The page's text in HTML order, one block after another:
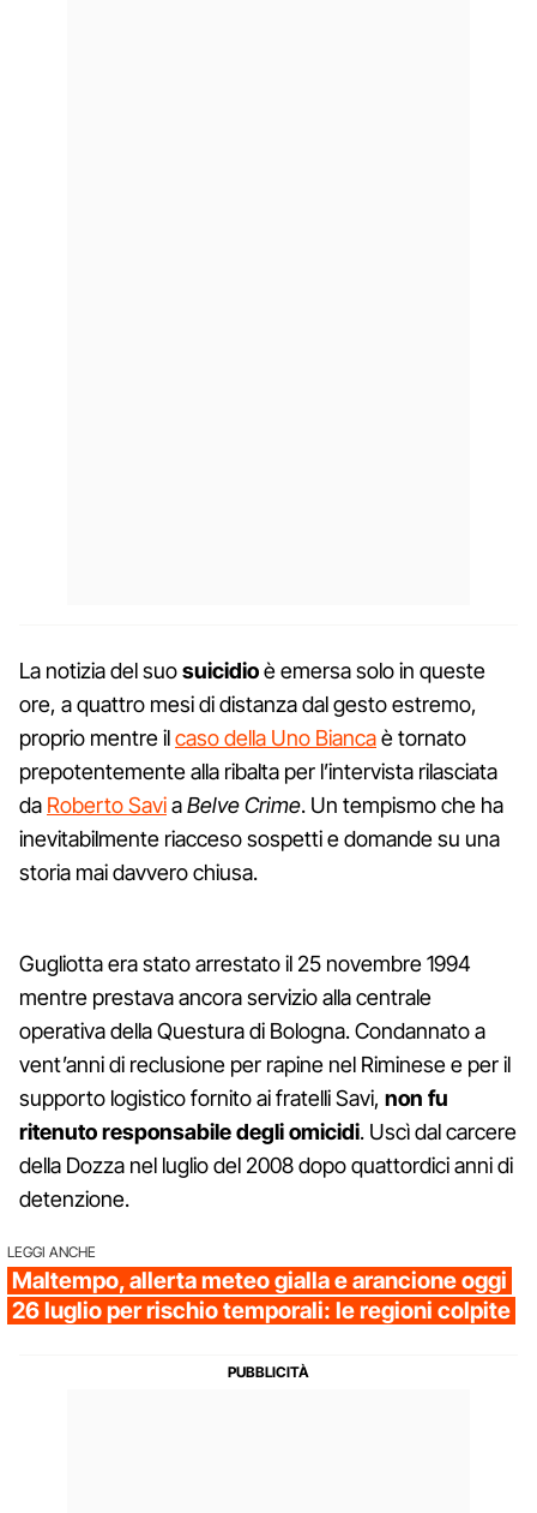
La notizia del suosuicidioè emersa solo in queste
ore, a quattro mesi di distanza dal gesto estremo,
proprio mentre ilcaso della Uno Biancaè tornato
prepotentemente alla ribalta per l’intervista rilasciata
da Roberto SaviaBelve Crime. Un tempismo che ha
inevitabilmente riacceso sospetti e domande su una
storia mai davvero chiusa.
Gugliotta era stato arrestato il 25 novembre 1994
mentre prestava ancora servizio alla centrale
operativa della Questura di Bologna. Condannato a
vent’anni di reclusione per rapine nel Riminese e per il
supporto logistico fornito ai fratelli Savi, non fu
ritenuto responsabile degli omicidi. Uscì dal carcere
della Dozza nel luglio del 2008 dopo quattordici anni di
detenzione.
LEGGI ANCHE
Maltempo, allerta meteo gialla e arancione oggi
26 luglio per rischio temporali: le regioni colpite